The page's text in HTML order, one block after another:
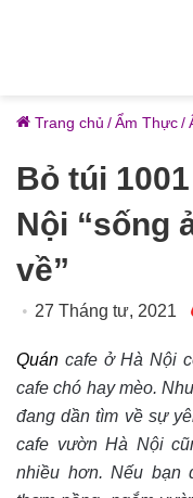
Trang chủ /Ẩm Thực/
Bỏ túi
Nội “sống
về”
27 Tháng tư, 2021
Quán cafe ở Hà Nội
cafe chó hay mèo.
đang dần tìm về sự
cafe vườn Hà Nội
nhiều hơn. Nếu bạn